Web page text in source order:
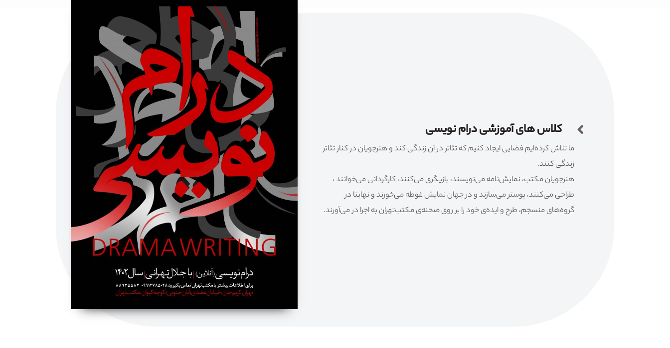
کلاس های آموزشی درام نویسی
ما تلاش کرده‌ایم فضایی ایجاد کنیم که تئاتر در آن زندگی کند و هنرجویان در کنار تئاتر
زندگی کنند.
هنرجویان مکتب، نمایش‌نامه می‌نویسند، بازیگری می‌کنند، کارگردانی می‌خوانند ،
طراحی می‌کنند، پوستر می‌سازند و در جهان نمایش غوطه می‌خورند و نهایتا در
گروه‌های منسجم، طرح و ایده‌ی خود را بر روی صحنه‌ی مکتب‌تهران به اجرا در می‌آورند.